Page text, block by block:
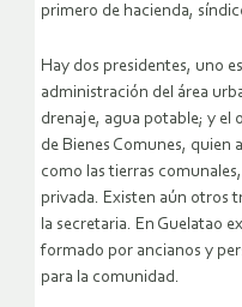
primero de hacienda,
Hay dos presidentes, uno
administración del área
drenaje, agua potable; y el
de Bienes Comunes, quien
como las tierras
privada. Existen aún otros
la secretaria. En Guelatao
formado por ancianos y
para la comunidad.